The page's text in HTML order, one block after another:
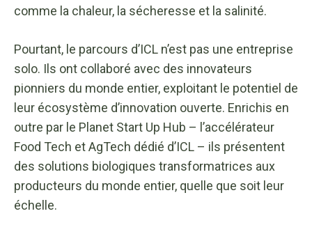
comme la chaleur, la sécheresse et la salinité.
Pourtant, le parcours d’ICL n’est pas une entreprise
solo. Ils ont collaboré avec des innovateurs
pionniers du monde entier, exploitant le potentiel de
leur écosystème d’innovation ouverte. Enrichis en
outre par le Planet Start Up Hub – l’accélérateur
Food Tech et AgTech dédié d’ICL – ils présentent
des solutions biologiques transformatrices aux
producteurs du monde entier, quelle que soit leur
échelle.